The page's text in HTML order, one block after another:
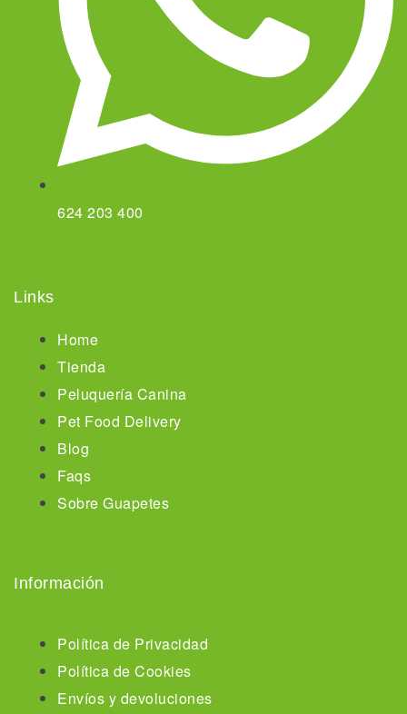
624 203 400
Links
Home
Tienda
Peluquería Canina
Pet Food Delivery
Blog
Faqs
Sobre Guapetes
Información
Política de Privacidad
Política de Cookies
Envíos y devoluciones